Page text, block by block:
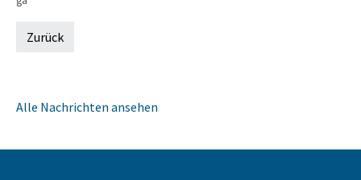
Zurück
Alle Nachrichten ansehen